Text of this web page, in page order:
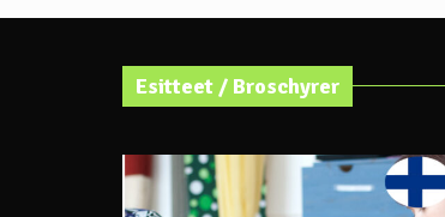
Esitteet / Broschyrer